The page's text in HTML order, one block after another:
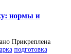
нормы и
Прикреплена
подготовка